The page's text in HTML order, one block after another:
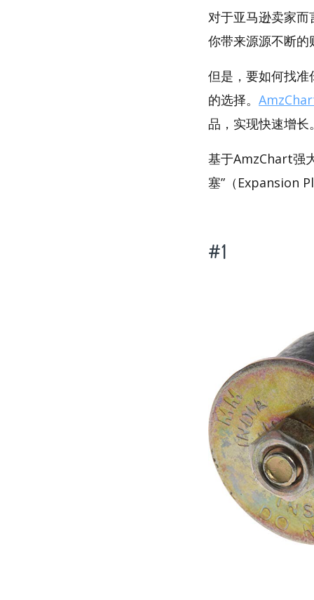
对于亚马逊卖家
你带来源源不断的
但是，要如何找准
的选择。
品，实现快速增长
基于AmzChart强
塞”（Expansion
#1